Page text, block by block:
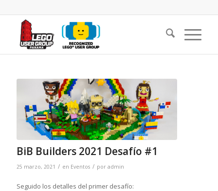
BiB Builders 2021 Desafío #1
25 marzo, 2021 / en Eventos / por admin
Seguido los detalles del primer desafío: